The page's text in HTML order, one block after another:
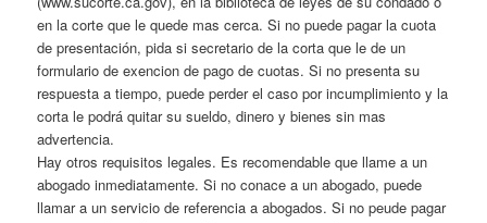
en la corte que le quede mas cerca. Si no puede pagar la cuota
de presentación, pida si secretario de la corta que le de un
formulario de exencion de pago de cuotas. Si no presenta su
respuesta a tiempo, puede perder el caso por incumplimiento y la
corta le podrá quitar su sueldo, dinero y bienes sin mas
advertencia.
Hay otros requisitos legales. Es recomendable que llame a un
abogado inmediatamente. Si no conace a un abogado, puede
llamar a un servicio de referencia a abogados. Si no peude pagar